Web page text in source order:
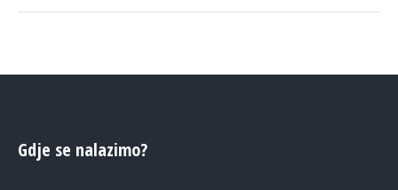
Gdje se nalazimo?